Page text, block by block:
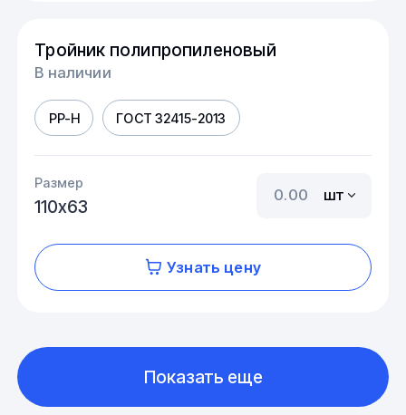
Тройник полипропиленовый
В наличии
PP-H ГОСТ 32415-2013
Размер
110х63
шт
Узнать цену
Показать еще